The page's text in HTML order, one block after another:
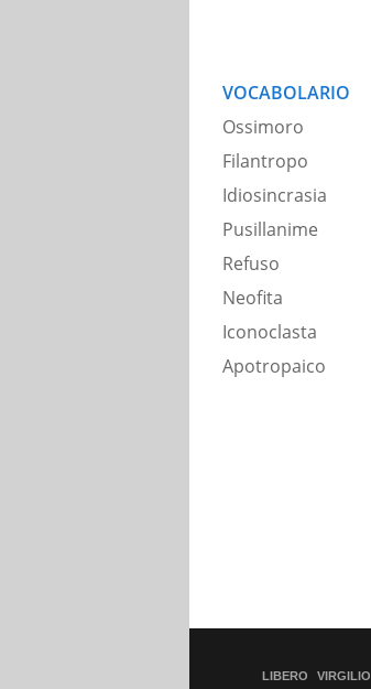
VOCABOLARIO
Ossimoro
Filantropo
Idiosincrasia
Pusillanime
Refuso
Neofita
Iconoclasta
Apotropaico
LIBERO VIRGILIO